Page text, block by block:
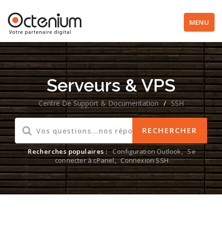
MENU
Serveurs & VPS
Centre De Support & Documentation / SSH
Recherches populaires : Configuration Outlook, Se
connecter à cPanel, Connexion SSH